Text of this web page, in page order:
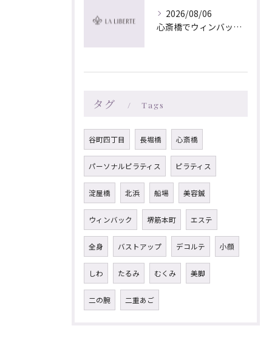
2026/08/06
心斎橋でウィンバック×マッサージ｜LA LIBERTE
タグ Tags
谷町四丁目 長堀橋 心斎橋
パーソナルピラティス ピラティス
淀屋橋 北浜 船場 美容鍼
ウィンバック 堺筋本町 エステ
全身 バストアップ デコルテ 小顔
しわ たるみ むくみ 美脚
二の腕 二重あご